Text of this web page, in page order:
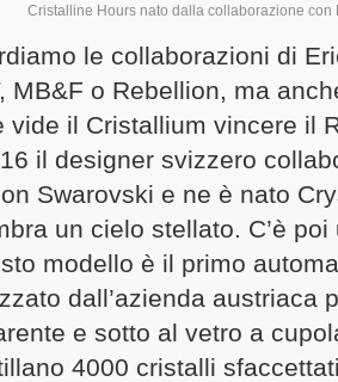
Cristalline Hours nato dalla collaborazione con
le collaborazioni di
MB&F o Rebellion, ma
vide il Cristallium vincere il
il designer svizzero
Swarovski e ne è nato
un cielo stellato. C’è
modello è il primo
dall’azienda austriaca
e sotto al vetro a
4000 cristalli